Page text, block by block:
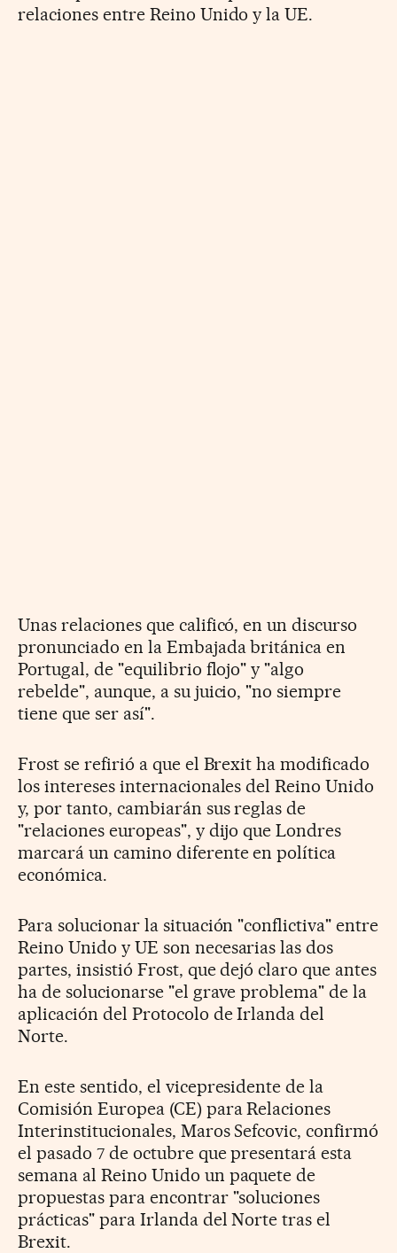
relaciones entre Reino Unido y la UE.
Unas relaciones que calificó, en un discurso
pronunciado en la Embajada británica en
Portugal, de "equilibrio flojo" y "algo
rebelde", aunque, a su juicio, "no siempre
tiene que ser así".
Frost se refirió a que el Brexit ha modificado
los intereses internacionales del Reino Unido
y, por tanto, cambiarán sus reglas de
"relaciones europeas", y dijo que Londres
marcará un camino diferente en política
económica.
Para solucionar la situación "conflictiva" entre
Reino Unido y UE son necesarias las dos
partes, insistió Frost, que dejó claro que antes
ha de solucionarse "el grave problema" de la
aplicación del Protocolo de Irlanda del
Norte.
En este sentido, el vicepresidente de la
Comisión Europea (CE) para Relaciones
Interinstitucionales, Maros Sefcovic, confirmó
el pasado 7 de octubre que presentará esta
semana al Reino Unido un paquete de
propuestas para encontrar "soluciones
prácticas" para Irlanda del Norte tras el
Brexit.